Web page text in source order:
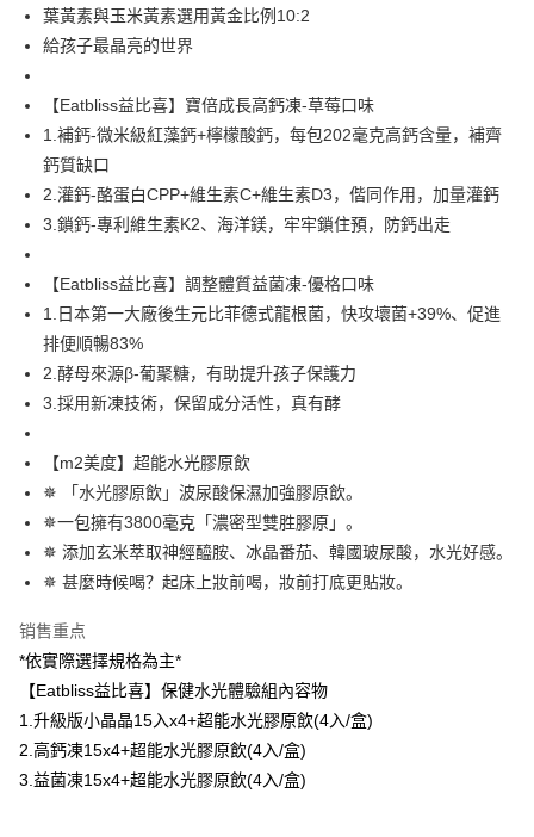
出。使用AFTEE下訂可以延長您收到商品前的繳費天數，但無法保證一定能
商品與否，仍需要請您在AFTEE規定的時間內完成繳費。
二、付款限制
1. 初次使用 AFTEE 時，將依認證結果及本公司審查結果，核予每個人不同
之上限額度
2. 結帳金額須大於NT$30
3. 目前僅支援台灣會員
三、聲明條款
含但不限於訂購人姓名、電話，收件人姓名、電話、收件地址)，將交付予
AFTEE 於本服務必要服務範圍內運用。關於 AFTEE 對於個人資料之蒐集、
處理、利用，詳參 AFTEE 官網之『個人資料蒐集、處理及利用告知聲明』
https://aftee.tw/privacypolicy/
若款項超過繳費期限，將根據當次的金額加收年利率 16% 的逾期滯納金。
AFTEE。
若您對於個人資料之處理、利用有任何疑問，或欲行使相關法律權利，請聯
繫恩沛科技股份有限公司。若您不同意我們將上開所示之個人資料，連同必
要之購買訂單資訊提供予 AFTEE ，或讓 AFTEE 蒐集處理利用您的個人資
料，請勿選用本服務。
每笔NT$100，满NT$600(含以上)免运费
付款後萊爾富取貨
7-11付款取貨
每笔NT$100，满NT$600(含以上)免运费
付款後7-11取貨
宅配
每笔NT$100，满NT$600(含以上)免运费
每笔NT$150，满NT$1,500(含以上)免运费
海外配送
海外配送(澳門)
海外配送(馬來西亞)
葉黃素與玉米黃素選用黃金比例10:2
給孩子最晶亮的世界
【Eatbliss益比喜】寶倍成長高鈣凍-草莓口味
1.補鈣-微米級紅藻鈣+檸檬酸鈣，每包202毫克高鈣含量，補齊
鈣質缺口
2.灌鈣-酪蛋白CPP+維生素C+維生素D3，偕同作用，加量灌鈣
3.鎖鈣-專利維生素K2、海洋鎂，牢牢鎖住預，防鈣出走
【Eatbliss益比喜】調整體質益菌凍-優格口味
1.日本第一大廠後生元比菲德式龍根菌，快攻壞菌+39%、促進
排便順暢83%
2.酵母來源β-葡聚糖，有助提升孩子保護力
3.採用新凍技術，保留成分活性，真有酵
【m2美度】超能水光膠原飲
✵ 「水光膠原飲」波尿酸保濕加強膠原飲。
✵一包擁有3800毫克「濃密型雙胜膠原」。
✵ 添加玄米萃取神經醯胺、冰晶番茄、韓國玻尿酸，水光好感。
✵ 甚麼時候喝？起床上妝前喝，妝前打底更貼妝。
销售重点
*依實際選擇規格為主*
【Eatbliss益比喜】保健水光體驗組內容物
1.升級版小晶晶15入x4+超能水光膠原飲(4入/盒)
2.高鈣凍15x4+超能水光膠原飲(4入/盒)
3.益菌凍15x4+超能水光膠原飲(4入/盒)